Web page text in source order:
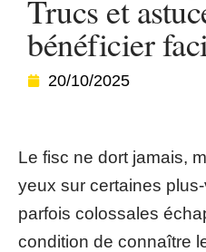
Trucs et
bénéficier
20/10/2025
Le fisc ne dort jamais,
yeux sur certaines
parfois colossales
condition de connaître